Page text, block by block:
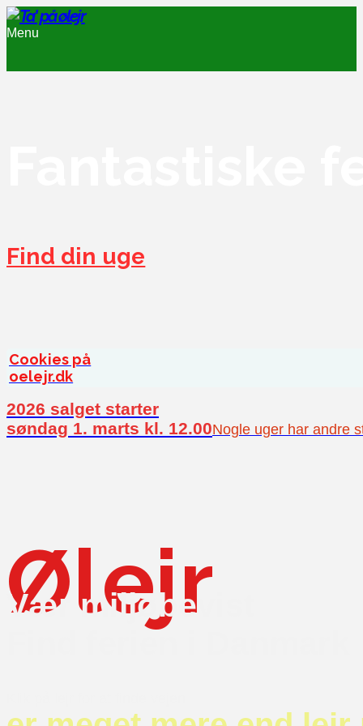
Menu
Find din uge
Cookies på
oelejr.dk
2026 salget starter
søndag 1. marts kl. 12.00Nogle uger har andre
Ølejr
Vær miljøbevist